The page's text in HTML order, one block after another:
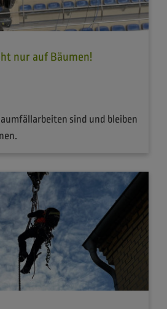
nur auf Bäumen!
sind und bleiben